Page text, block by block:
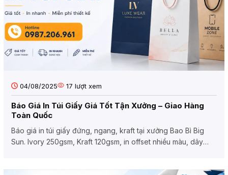
04/08/2025 17 lượt xem
Báo Giá In Túi Giấy Giá Tốt Tận Xưởng – Giao Hàng
Toàn Quốc
Báo giá in túi giấy đứng, ngang, kraft tại xưởng Bao Bì Big
Sun. Ivory 250gsm, Kraft 120gsm, in offset nhiều màu, dây